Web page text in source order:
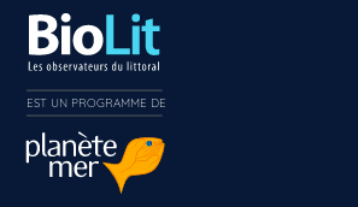
pas encore inscrit à Biolit ?
vous dès maintenant